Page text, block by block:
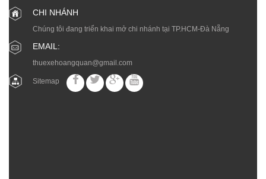
CHI NHÁNH
Chúng tôi đang triển khai mở chi nhánh tại TP.HCM-Đà Nẵng
EMAIL:
thuexehoangquan@gmail.com
Sitemap